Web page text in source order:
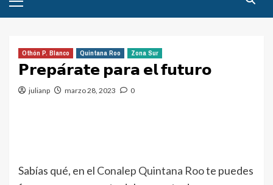
principal
Othón P. Blanco Quintana Roo Zona Sur
𝗣𝗿𝗲𝗽𝗮́𝗿𝗮𝘁𝗲 𝗽𝗮𝗿𝗮 𝗲𝗹 𝗳𝘂𝘁𝘂𝗿𝗼
julianp marzo 28, 2023 0
Sabías qué, en el Conalep Quintana Roote puedes